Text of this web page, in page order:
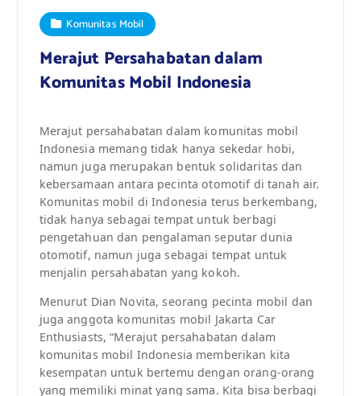
Komunitas Mobil
Merajut Persahabatan dalam
Komunitas Mobil Indonesia
Merajut persahabatan dalam komunitas mobil
Indonesia memang tidak hanya sekedar hobi,
namun juga merupakan bentuk solidaritas dan
kebersamaan antara pecinta otomotif di tanah air.
Komunitas mobil di Indonesia terus berkembang,
tidak hanya sebagai tempat untuk berbagi
pengetahuan dan pengalaman seputar dunia
otomotif, namun juga sebagai tempat untuk
menjalin persahabatan yang kokoh.
Menurut Dian Novita, seorang pecinta mobil dan
juga anggota komunitas mobil Jakarta Car
Enthusiasts, “Merajut persahabatan dalam
komunitas mobil Indonesia memberikan kita
kesempatan untuk bertemu dengan orang-orang
yang memiliki minat yang sama. Kita bisa berbagi